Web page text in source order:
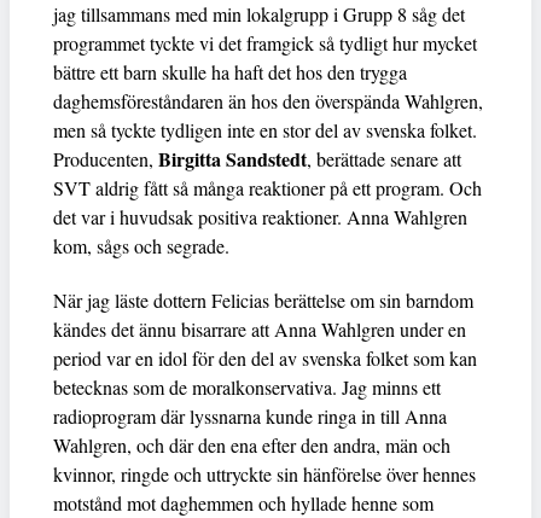
jag tillsammans med min lokalgrupp i Grupp 8 såg det
programmet tyckte vi det framgick så tydligt hur mycket
bättre ett barn skulle ha haft det hos den trygga
daghemsföreståndaren än hos den överspända Wahlgren,
men så tyckte tydligen inte en stor del av svenska folket.
Producenten, Birgitta Sandstedt, berättade senare att
SVT aldrig fått så många reaktioner på ett program. Och
det var i huvudsak positiva reaktioner. Anna Wahlgren
kom, sågs och segrade.
När jag läste dottern Felicias berättelse om sin barndom
kändes det ännu bisarrare att Anna Wahlgren under en
period var en idol för den del av svenska folket som kan
betecknas som de moralkonservativa. Jag minns ett
radioprogram där lyssnarna kunde ringa in till Anna
Wahlgren, och där den ena efter den andra, män och
kvinnor, ringde och uttryckte sin hänförelse över hennes
motstånd mot daghemmen och hyllade henne som